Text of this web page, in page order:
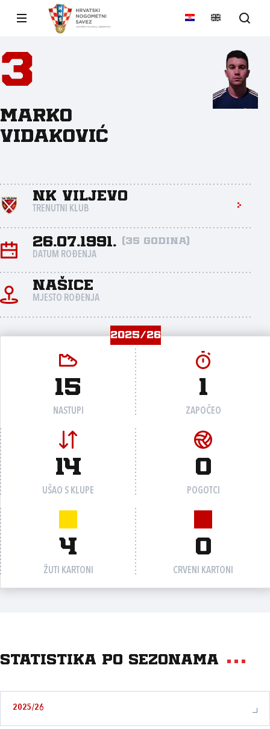
3
Marko
Vidaković
NK Viljevo
TRENUTNI KLUB
26.07.1991. (35 godina)
DATUM ROĐENJA
Našice
MJESTO ROĐENJA
2025/26
15
NASTUPI
1
ZAPOČEO
14
UŠAO S KLUPE
0
POGOTCI
4
ŽUTI KARTONI
0
CRVENI KARTONI
Statistika po sezonama
2025/26